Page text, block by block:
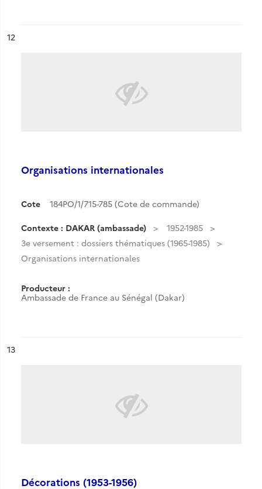
n°
12
Organisations internationales
Cote 184PO/1/715-785 (Cote de commande)
Contexte : DAKAR (ambassade)
1952-1985
3e versement : dossiers thématiques (1965-1985)
Organisations internationales
Producteur :
Ambassade de France au Sénégal (Dakar)
n°
13
Décorations (1953-1956)